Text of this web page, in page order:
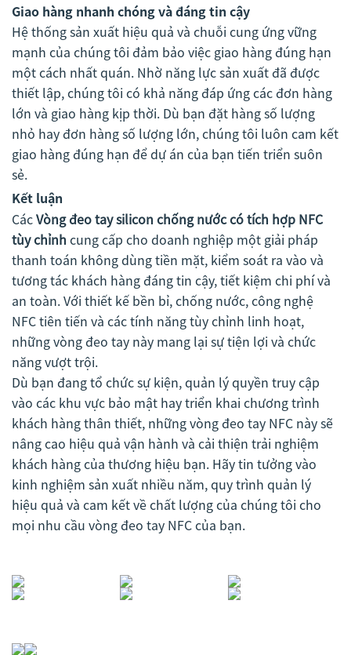
Giao hàng nhanh chóng và đáng tin cậy
Hệ thống sản xuất hiệu quả và chuỗi cung ứng vững
mạnh của chúng tôi đảm bảo việc giao hàng đúng hạn
một cách nhất quán. Nhờ năng lực sản xuất đã được
thiết lập, chúng tôi có khả năng đáp ứng các đơn hàng
lớn và giao hàng kịp thời. Dù bạn đặt hàng số lượng
nhỏ hay đơn hàng số lượng lớn, chúng tôi luôn cam kết
giao hàng đúng hạn để dự án của bạn tiến triển suôn
sẻ.
Kết luận
CácVòng đeo tay silicon chống nước có tích hợp NFC
tùy chỉnh cung cấp cho doanh nghiệp một giải pháp
thanh toán không dùng tiền mặt, kiểm soát ra vào và
tương tác khách hàng đáng tin cậy, tiết kiệm chi phí và
an toàn. Với thiết kế bền bỉ, chống nước, công nghệ
NFC tiên tiến và các tính năng tùy chỉnh linh hoạt,
những vòng đeo tay này mang lại sự tiện lợi và chức
năng vượt trội.
Dù bạn đang tổ chức sự kiện, quản lý quyền truy cập
vào các khu vực bảo mật hay triển khai chương trình
khách hàng thân thiết, những vòng đeo tay NFC này sẽ
nâng cao hiệu quả vận hành và cải thiện trải nghiệm
khách hàng của thương hiệu bạn. Hãy tin tưởng vào
kinh nghiệm sản xuất nhiều năm, quy trình quản lý
hiệu quả và cam kết về chất lượng của chúng tôi cho
mọi nhu cầu vòng đeo tay NFC của bạn.